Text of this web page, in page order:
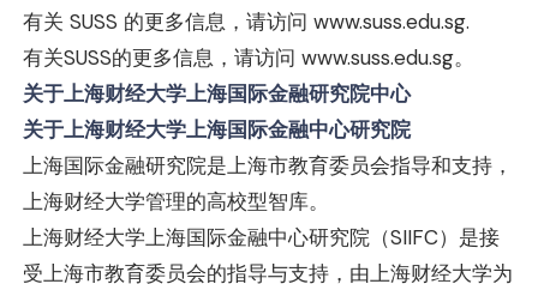
有关 SUSS 的更多信息，请访问www.suss.edu.sg.
有关SUSS的更多信息，请访问www.suss.edu.sg。
关于上海财经大学上海国际金融研究院中心
关于上海财经大学上海国际金融中心研究院
上海国际金融研究院是上海市教育委员会指导和支持，
上海财经大学管理的高校型智库。
上海财经大学上海国际金融中心研究院（SIIFC）是接
受上海市教育委员会的指导与支持，由上海财经大学为